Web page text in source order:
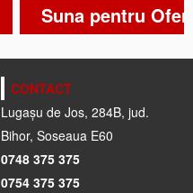
Suna pentru
CONTACT
Lugașu de Jos, 284B, jud.
Bihor, Soseaua E60
0748 375 375
0754 375 375